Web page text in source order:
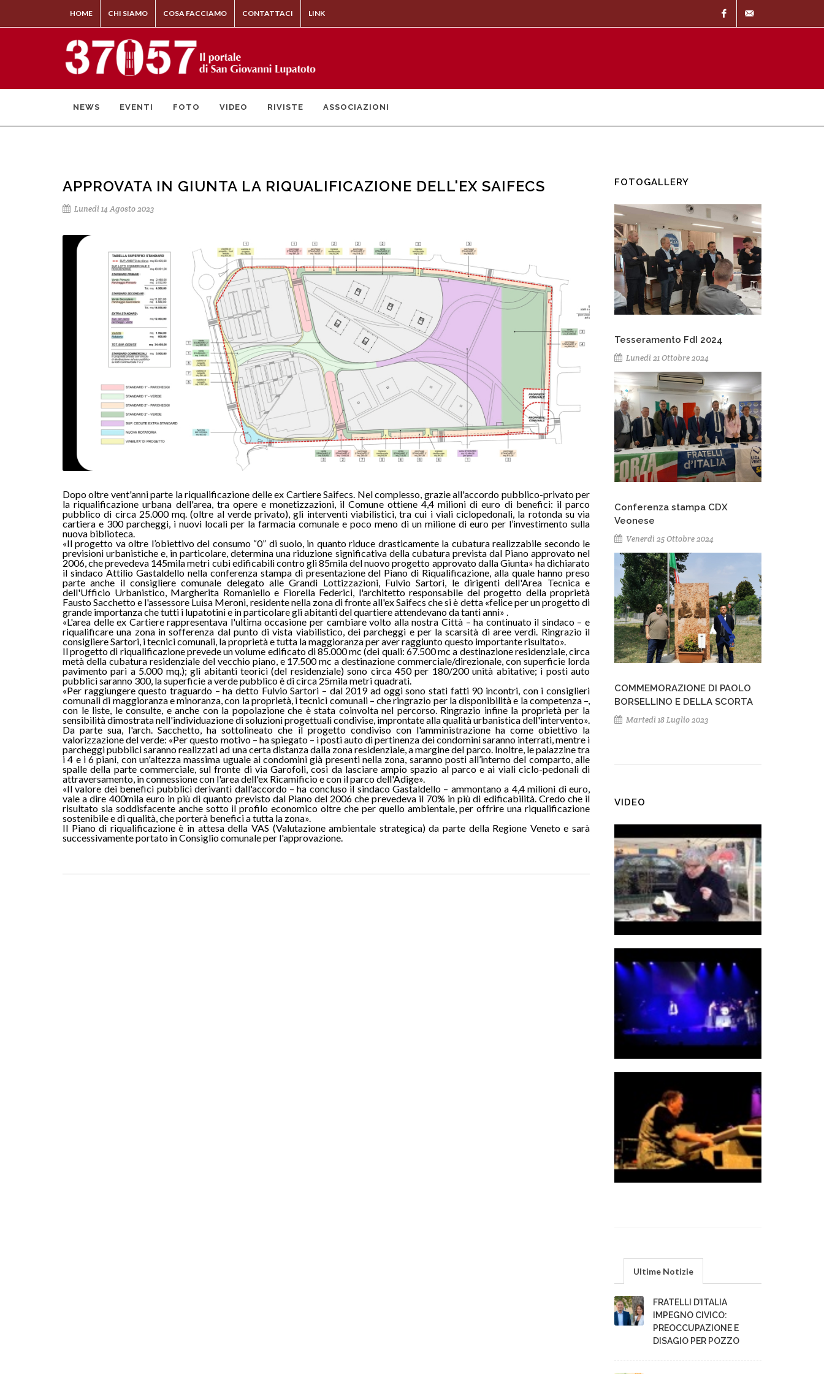
HOME CHI SIAMO COSA FACCIAMO CONTATTACI LINK
NEWS EVENTI FOTO VIDEO RIVISTE ASSOCIAZIONI
APPROVATA IN GIUNTA LA RIQUALIFICAZIONE DELL'EX SAIFECS
Lunedì 14 Agosto 2023
Dopo oltre vent'anni parte la riqualificazione delle ex Cartiere Saifecs. Nel complesso, grazie all'accordo pubblico-privato per
la riqualificazione urbana dell'area, tra opere e monetizzazioni, il Comune ottiene 4,4 milioni di euro di benefici: il parco
pubblico di circa 25.000 mq. (oltre al verde privato), gli interventi viabilistici, tra cui i viali ciclopedonali, la rotonda su via
cartiera e 300 parcheggi, i nuovi locali per la farmacia comunale e poco meno di un milione di euro per l’investimento sulla
nuova biblioteca.
«Il progetto va oltre l’obiettivo del consumo “0” di suolo, in quanto riduce drasticamente la cubatura realizzabile secondo le
previsioni urbanistiche e, in particolare, determina una riduzione significativa della cubatura prevista dal Piano approvato nel
2006, che prevedeva 145mila metri cubi edificabili contro gli 85mila del nuovo progetto approvato dalla Giunta» ha dichiarato
il sindaco Attilio Gastaldello nella conferenza stampa di presentazione del Piano di Riqualificazione, alla quale hanno preso
parte anche il consigliere comunale delegato alle Grandi Lottizzazioni, Fulvio Sartori, le dirigenti dell'Area Tecnica e
dell'Ufficio Urbanistico, Margherita Romaniello e Fiorella Federici, l'architetto responsabile del progetto della proprietà
Fausto Sacchetto e l'assessore Luisa Meroni, residente nella zona di fronte all'ex Saifecs che si è detta «felice per un progetto di
grande importanza che tutti i lupatotini e in particolare gli abitanti del quartiere attendevano da tanti anni» .
«L'area delle ex Cartiere rappresentava l'ultima occasione per cambiare volto alla nostra Città – ha continuato il sindaco – e
riqualificare una zona in sofferenza dal punto di vista viabilistico, dei parcheggi e per la scarsità di aree verdi. Ringrazio il
consigliere Sartori, i tecnici comunali, la proprietà e tutta la maggioranza per aver raggiunto questo importante risultato».
Il progetto di riqualificazione prevede un volume edificato di 85.000 mc (dei quali: 67.500 mc a destinazione residenziale, circa
metà della cubatura residenziale del vecchio piano, e 17.500 mc a destinazione commerciale/direzionale, con superficie lorda
pavimento pari a 5.000 mq.); gli abitanti teorici (del residenziale) sono circa 450 per 180/200 unità abitative; i posti auto
pubblici saranno 300, la superficie a verde pubblico è di circa 25mila metri quadrati.
«Per raggiungere questo traguardo – ha detto Fulvio Sartori – dal 2019 ad oggi sono stati fatti 90 incontri, con i consiglieri
comunali di maggioranza e minoranza, con la proprietà, i tecnici comunali – che ringrazio per la disponibilità e la competenza –,
con le liste, le consulte, e anche con la popolazione che è stata coinvolta nel percorso. Ringrazio infine la proprietà per la
sensibilità dimostrata nell'individuazione di soluzioni progettuali condivise, improntate alla qualità urbanistica dell'intervento».
Da parte sua, l'arch. Sacchetto, ha sottolineato che il progetto condiviso con l'amministrazione ha come obiettivo la
valorizzazione del verde: «Per questo motivo – ha spiegato – i posti auto di pertinenza dei condomini saranno interrati, mentre i
parcheggi pubblici saranno realizzati ad una certa distanza dalla zona residenziale, a margine del parco. Inoltre, le palazzine tra
i 4 e i 6 piani, con un'altezza massima uguale ai condomini già presenti nella zona, saranno posti all’interno del comparto, alle
spalle della parte commerciale, sul fronte di via Garofoli, così da lasciare ampio spazio al parco e ai viali ciclo-pedonali di
attraversamento, in connessione con l'area dell'ex Ricamificio e con il parco dell'Adige».
«Il valore dei benefici pubblici derivanti dall'accordo – ha concluso il sindaco Gastaldello – ammontano a 4,4 milioni di euro,
vale a dire 400mila euro in più di quanto previsto dal Piano del 2006 che prevedeva il 70% in più di edificabilità. Credo che il
risultato sia soddisfacente anche sotto il profilo economico oltre che per quello ambientale, per offrire una riqualificazione
sostenibile e di qualità, che porterà benefici a tutta la zona».
Il Piano di riqualificazione è in attesa della VAS (Valutazione ambientale strategica) da parte della Regione Veneto e sarà
successivamente portato in Consiglio comunale per l'approvazione.
FOTOGALLERY
Tesseramento FdI 2024
Lunedì 21 Ottobre 2024
Conferenza stampa CDX
Veonese
Venerdì 25 Ottobre 2024
COMMEMORAZIONE DI PAOLO
BORSELLINO E DELLA SCORTA
Martedì 18 Luglio 2023
VIDEO
Ultime Notizie
FRATELLI D’ITALIA
IMPEGNO CIVICO:
PREOCCUPAZIONE E
DISAGIO PER POZZO